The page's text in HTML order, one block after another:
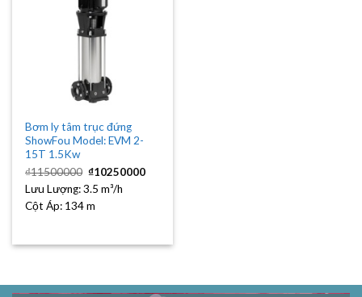
Bơm ly tâm trục đứng
ShowFou Model: EVM 2-
15T 1.5Kw
₫11500000 Giá
gốc
là:
₫10250000Giá
hiện
Lưu Lượng:3.5 m³/h
Cột Áp: 134 m